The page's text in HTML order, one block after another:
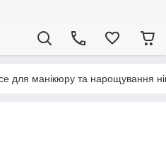
для манікюру та нарощування